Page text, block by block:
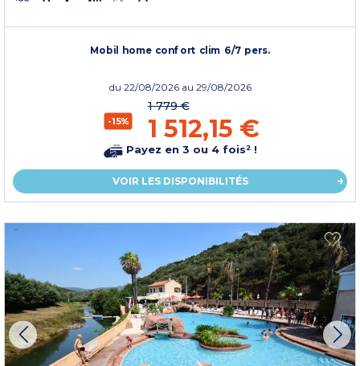
Mobil home confort clim 6/7 pers.
du 22/08/2026 au 29/08/2026
-15%
1 779 €
1 512,15 €
Payez en 3 ou 4 fois² !
VOIR LES DISPONIBILITÉS